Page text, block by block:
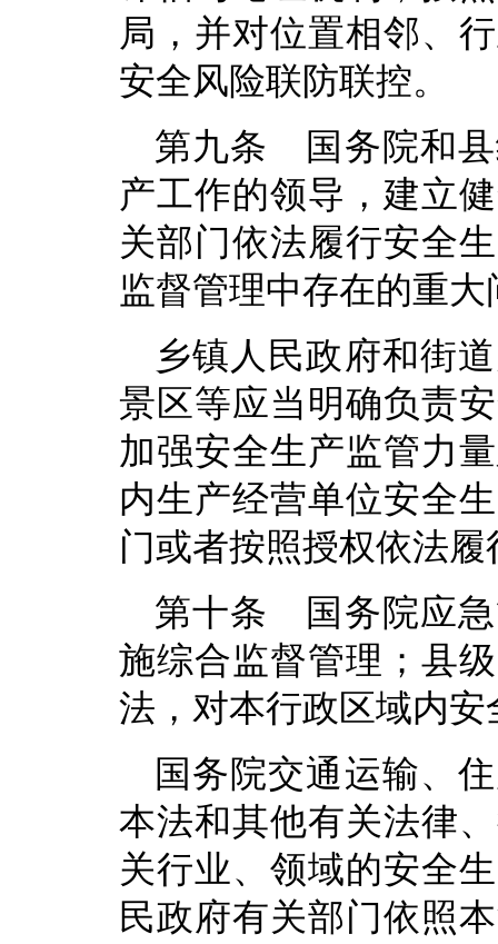
局，并对位置相邻、
安全风险联防联控。
第九条 国务院和县
产工作的领导，建立
关部门依法履行安全
监督管理中存在的重大
乡镇人民政府和街
景区等应当明确负责
加强安全生产监管力
内生产经营单位安全
门或者按照授权依法
第十条 国务院应急
施综合监督管理；县
法，对本行政区域内
国务院交通运输、
本法和其他有关法律
关行业、领域的安全
民政府有关部门依照